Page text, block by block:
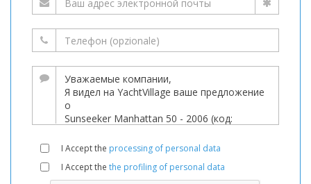
I Accept the processing of personal data
I Accept the the profiling of personal data